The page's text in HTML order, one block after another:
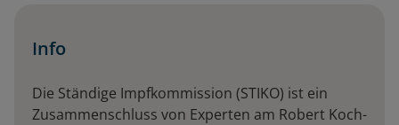
Info
Die Ständige Impfkommission (STIKO) ist ein
Zusammenschluss von Experten am Robert Koch-